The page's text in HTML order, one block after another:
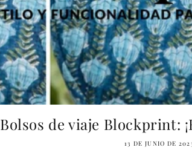
Bolsos de viaje Blockprint:
13 DE JUNIO DE